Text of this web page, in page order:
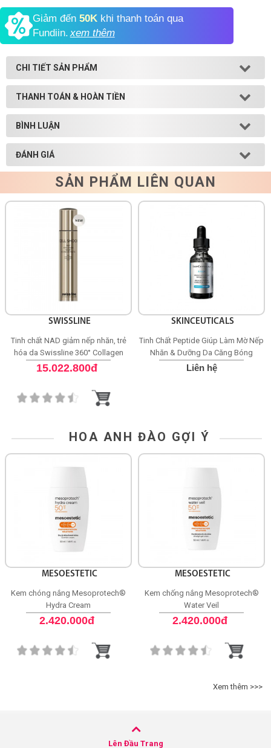
Giảm đến 50K khi thanh toán qua
Fundiin.xem thêm
CHI TIẾT SẢN PHẨM
THANH TOÁN & HOÀN TIỀN
BÌNH LUẬN
ĐÁNH GIÁ
SẢN PHẨM LIÊN QUAN
SWISSLINE
Tinh chất NAD giảm nếp nhăn, trẻ
hóa da Swissline 360° Collagen
Night Concentrate
15.022.800đ
SKINCEUTICALS
Tinh Chất Peptide Giúp Làm Mờ Nếp
Nhăn & Dưỡng Da Căng Bóng
SkinCeuticals P-TIOX
Liên hệ
HOA ANH ĐÀO GỢI Ý
MESOESTETIC
Kem chóng nắng Mesoprotech®
Hydra Cream
2.420.000đ
MESOESTETIC
Kem chống nắng Mesoprotech®
Water Veil
2.420.000đ
Xem thêm >>>
Lên Đầu Trang